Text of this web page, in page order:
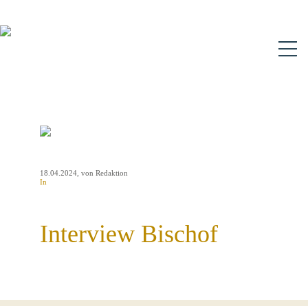
18.04.2024 , von Redaktion
In
Interview Bischof